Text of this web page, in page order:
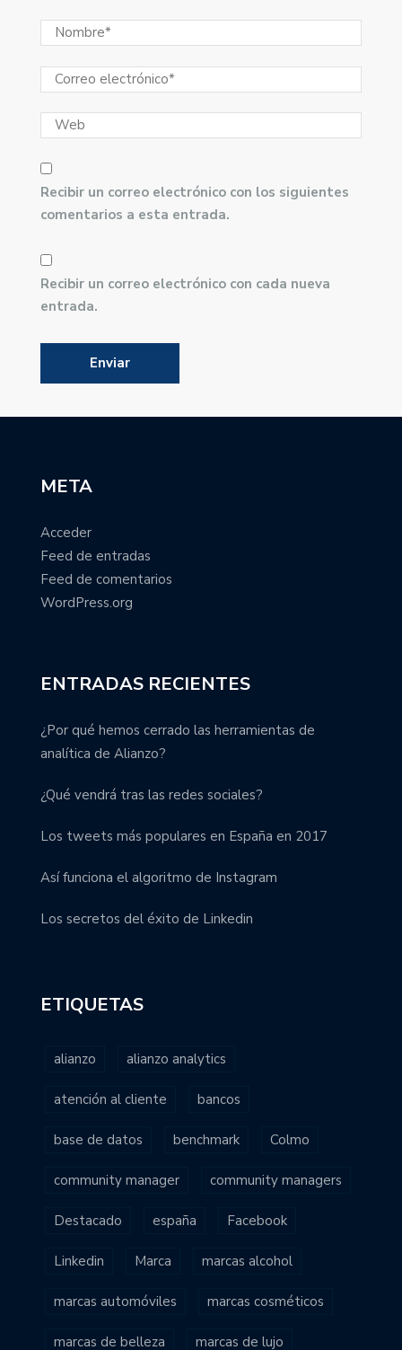
Recibir un correo electrónico con los siguientes
comentarios a esta entrada.
Recibir un correo electrónico con cada nueva
entrada.
META
Acceder
Feed de entradas
Feed de comentarios
WordPress.org
ENTRADAS RECIENTES
¿Por qué hemos cerrado las herramientas de
analítica de Alianzo?
¿Qué vendrá tras las redes sociales?
Los tweets más populares en España en 2017
Así funciona el algoritmo de Instagram
Los secretos del éxito de Linkedin
ETIQUETAS
alianzo alianzo analytics
atención al cliente bancos
base de datos benchmark Colmo
community manager community managers
Destacado españa Facebook
Linkedin Marca marcas alcohol
marcas automóviles marcas cosméticos
marcas de belleza marcas de lujo